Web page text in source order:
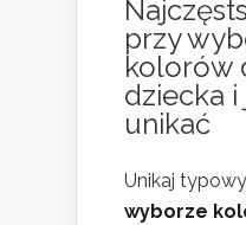
przy
kolorów
dziecka i
unikać
Unikaj
wyborze